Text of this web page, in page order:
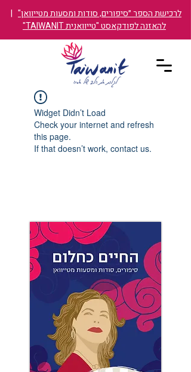
לרכישת הספר ״סיפורים, סודות ומסעות מטייוואן" |
להאזנה לפודקאסט "טייוואנית TAIWANIT"
Widget Didn’t Load
Check your internet and refresh
this page.
If that doesn’t work, contact us.